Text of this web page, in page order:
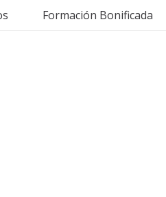
Formación Bonificada